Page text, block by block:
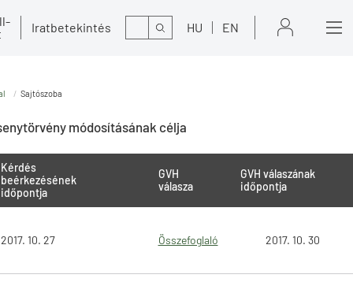
Iratbetekintés Kereső HU EN
Sajtószoba
módosításának célja
Kérdés
beérkezésének
időpontja
GVH
válasza
GVH válaszának
időpontja
2017. 10. 27 Összefoglaló 2017. 10. 30